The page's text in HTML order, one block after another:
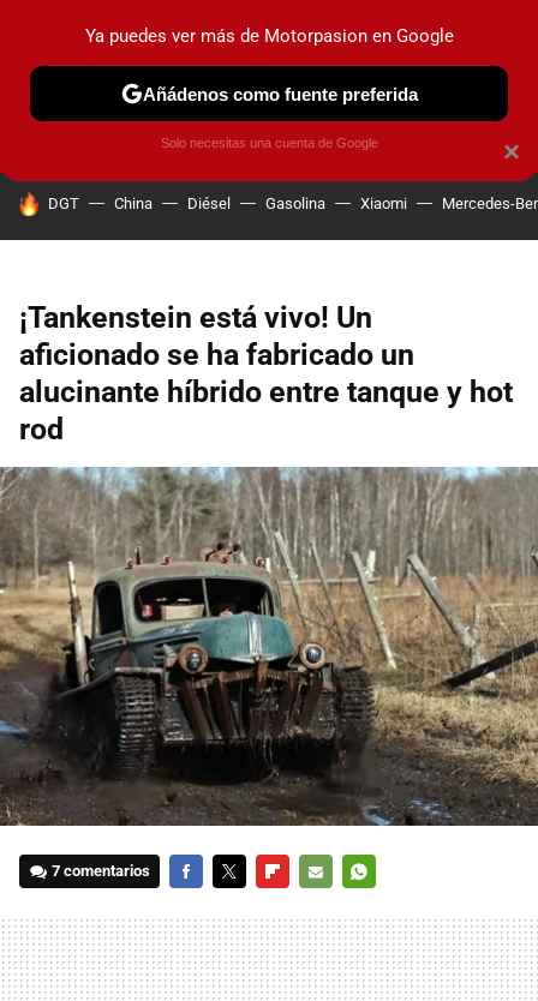
PRUEBAS COCHES ELÉCTRICOS OBSERVATORIO
HOY SE HABLA DE
DGT China Diésel Gasolina Xiaomi Mercedes-
¡Tankenstein está vivo! Un
aficionado se ha fabricado un
alucinante híbrido entre tanque y hot
rod
7 comentarios
MAIL
×
Ya puedes ver más de Motorpasion en Google
Añádenos como fuente preferida
Solo necesitas una cuenta de Google